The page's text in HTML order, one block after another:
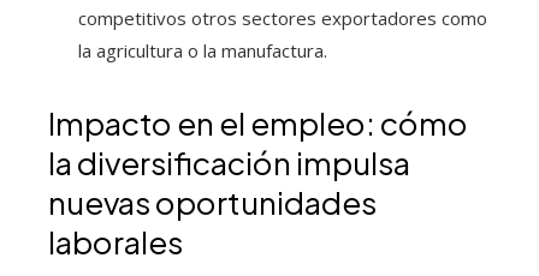
competitivos otros sectores exportadores como
la agricultura o la manufactura.
Impacto en el empleo: cómo
la diversificación impulsa
nuevas oportunidades
laborales